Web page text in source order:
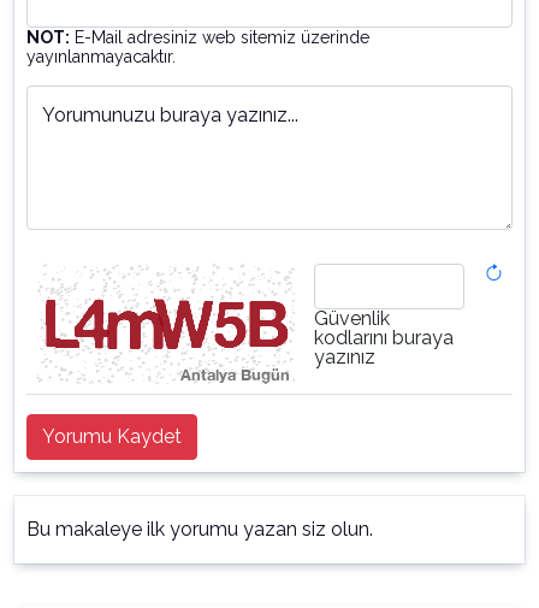
NOT: E-Mail adresiniz web sitemiz üzerinde
yayınlanmayacaktır.
Yorumunuzu buraya yazınız...
Güvenlik
kodlarını buraya
yazınız
Yorumu Kaydet
Bu makaleye ilk yorumu yazan siz olun.